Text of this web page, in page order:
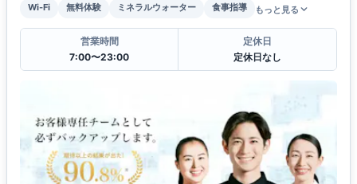
Wi-Fi
無料体験 ミネラルウォーター 食事指導 もっと見る
営業時間
7:00〜23:00
定休日
定休日なし